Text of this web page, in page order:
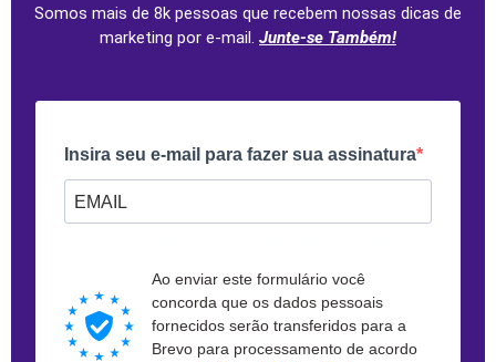
Somos mais de 8k pessoas que recebem nossas dicas de
marketing por e-mail. Junte-se Também!
Insira seu e-mail para fazer sua assinatura
Ao enviar este formulário você
concorda que os dados pessoais
fornecidos serão transferidos para a
Brevo para processamento de acordo